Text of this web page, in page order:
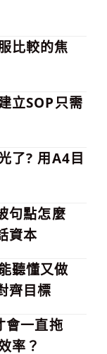
比較的焦
立SOP只需
了? 用A4目
句點怎麼
資本
聽懂又做
齊目標
會一直拖
率？